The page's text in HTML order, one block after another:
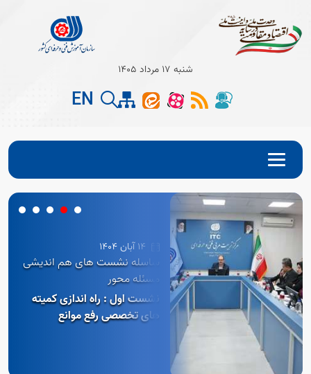
شنبه 17 مرداد 1405
EN
14 آبان 1404
ساسله نشست های هم اندیشی
مسئله محور
نشست اول : راه اندازی کمیته
های تخصصی رفع موانع